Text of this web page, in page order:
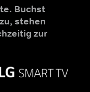
Buchst
stehen
zur